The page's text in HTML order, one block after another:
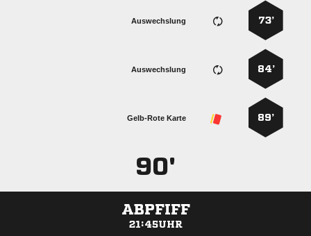
73’
Auswechslung
84’
Auswechslung
89’
Gelb-Rote Karte
90'
ABPFIFF
21:45UHR